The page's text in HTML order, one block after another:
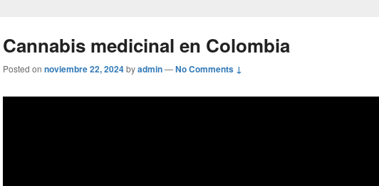
Cannabis medicinal en Colombia
Posted on noviembre 22, 2024byadmin—No Comments ↓